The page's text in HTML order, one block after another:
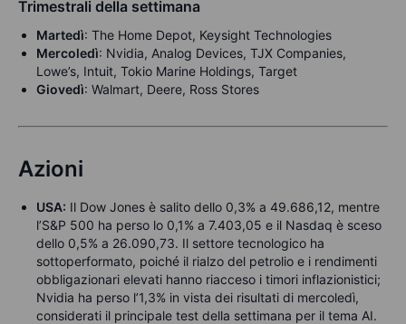
Trimestrali della settimana
Martedì: The Home Depot, Keysight Technologies
Mercoledì: Nvidia, Analog Devices, TJX Companies,
Lowe’s, Intuit, Tokio Marine Holdings, Target
Giovedì: Walmart, Deere, Ross Stores
Azioni
USA: Il Dow Jones è salito dello 0,3% a 49.686,12, mentre
l’S&P 500 ha perso lo 0,1% a 7.403,05 e il Nasdaq è sceso
dello 0,5% a 26.090,73. Il settore tecnologico ha
sottoperformato, poiché il rialzo del petrolio e i rendimenti
obbligazionari elevati hanno riacceso i timori inflazionistici;
Nvidia ha perso l’1,3% in vista dei risultati di mercoledì,
considerati il principale test della settimana per il tema AI.